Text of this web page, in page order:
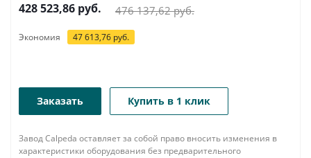
428 523,86 руб. 476 137,62руб.
Экономия 47 613,76 руб.
Заказать Купить в 1 клик
Завод Calpeda оставляет за собой право вносить изменения в
характеристики оборудования без предварительного